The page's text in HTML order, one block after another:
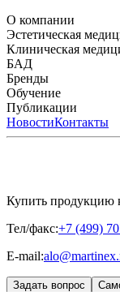
О компании
История компании
центрПатенты
Мезотерапии
Эстетическая
Биорепарация
пилинги
Клиническая
HYALREPAIR®
DENTAL
FILLER INTIMO
БАД
CYTOHYALEX
Бренды
APRILINE®
International
ДЕНТАЛ
Обучение
Расписание
обучения
Публикации
ЖУРНАЛ LES
НовостиКонтакты
Купить продукцию
Тел/факс:+7 (499)
E-mail:
Задать вопрос